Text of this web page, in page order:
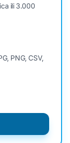
ili 3.000
PNG, CSV,